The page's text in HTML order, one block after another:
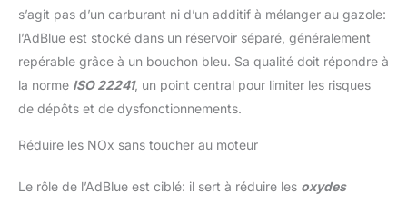
s’agit pas d’un carburant ni d’un additif à mélanger au gazole:
l’AdBlue est stocké dans un réservoir séparé, généralement
repérable grâce à un bouchon bleu. Sa qualité doit répondre à
la norme ISO 22241, un point central pour limiter les risques
de dépôts et de dysfonctionnements.
Réduire les NOx sans toucher au moteur
Le rôle de l’AdBlue est ciblé: il sert à réduire les oxydes